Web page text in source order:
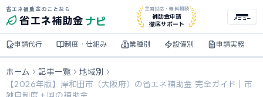
省エネ補助金のことなら
省エネ補助金 ナビ
全国対応・無料相談
補助金申請
徹底サポート
メニュー
申請代行 制度・仕組み 業種別 設備別 申請実務
ホーム 記事一覧
地域別
【2026年版】岸和田市（大阪府）の省エネ補助金 完全ガイド｜市
独自制度＋国の補助金